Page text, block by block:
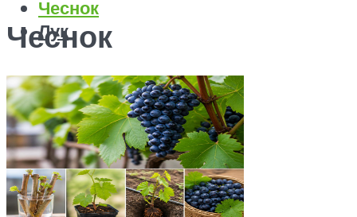
Чеснок
Лук
Меню
Чеснок